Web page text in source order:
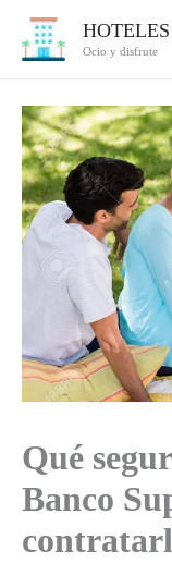
Ocio y disfrute
Qué
Banco